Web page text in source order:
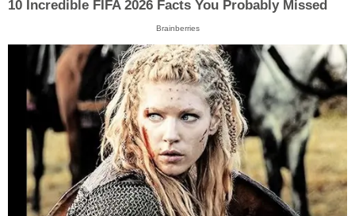
10 Incredible FIFA 2026 Facts You Probably Missed
Brainberries